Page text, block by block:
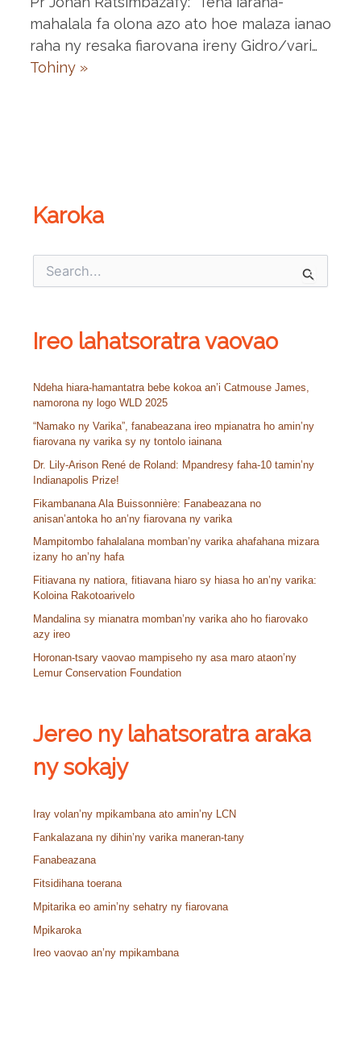
mahalala fa olona azo ato hoe malaza ianao
raha ny resaka fiarovana ireny Gidro/vari…
Tohiny »
Karoka
r
:
Ireo lahatsoratra vaovao
Ndeha hiara-hamantatra bebe kokoa an’i Catmouse James,
namorona ny logo WLD 2025
“Namako ny Varika”, fanabeazana ireo mpianatra ho amin’ny
fiarovana ny varika sy ny tontolo iainana
Dr. Lily-Arison René de Roland: Mpandresy faha-10 tamin’ny
Indianapolis Prize!
Fikambanana Ala Buissonnière: Fanabeazana no
anisan’antoka ho an’ny fiarovana ny varika
Mampitombo fahalalana momban’ny varika ahafahana mizara
izany ho an’ny hafa
Fitiavana ny natiora, fitiavana hiaro sy hiasa ho an’ny varika:
Koloina Rakotoarivelo
Mandalina sy mianatra momban’ny varika aho ho fiarovako
azy ireo
Horonan-tsary vaovao mampiseho ny asa maro ataon’ny
Lemur Conservation Foundation
Jereo ny lahatsoratra araka
ny sokajy
Iray volan’ny mpikambana ato amin’ny LCN
Fankalazana ny dihin’ny varika maneran-tany
Fanabeazana
Fitsidihana toerana
Mpitarika eo amin’ny sehatry ny fiarovana
Mpikaroka
Ireo vaovao an’ny mpikambana